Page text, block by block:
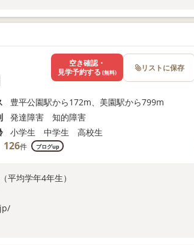
豊平公園駅から172m、美園駅から799m
発達障害 知的障害
小学生 中学生 高校生
126件 ブログup
均学年4年生）
空き確認・
見学予約する (無料) リストに保存